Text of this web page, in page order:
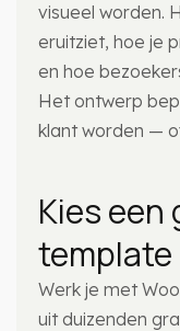
visueel worden.
eruitziet, hoe je
en hoe
Het ontwerp
klant worden —
Kies
template
Werk je met
uit duizenden